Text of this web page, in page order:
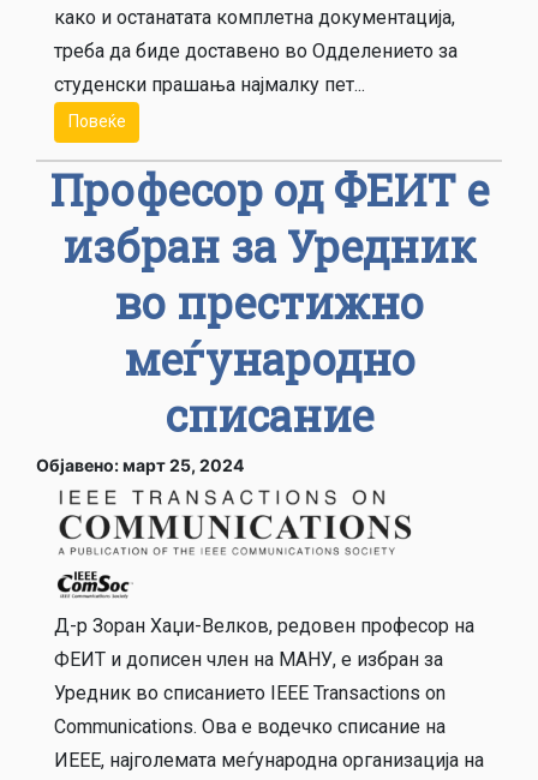
како и останатата комплетна документација,
треба да биде доставено во Одделението за
студенски прашања најмалку пет...
Повеќе
Професор од ФЕИТ е
избран за Уредник
во престижно
меѓународно
списание
Објавено: март 25, 2024
Д-р Зоран Хаџи-Велков, редовен професор на
ФЕИТ и дописен член на МАНУ, е избран за
Уредник во списанието IEEE Transactions on
Communications. Ова е водечко списание на
ИЕЕЕ, најголемата меѓународна организација на